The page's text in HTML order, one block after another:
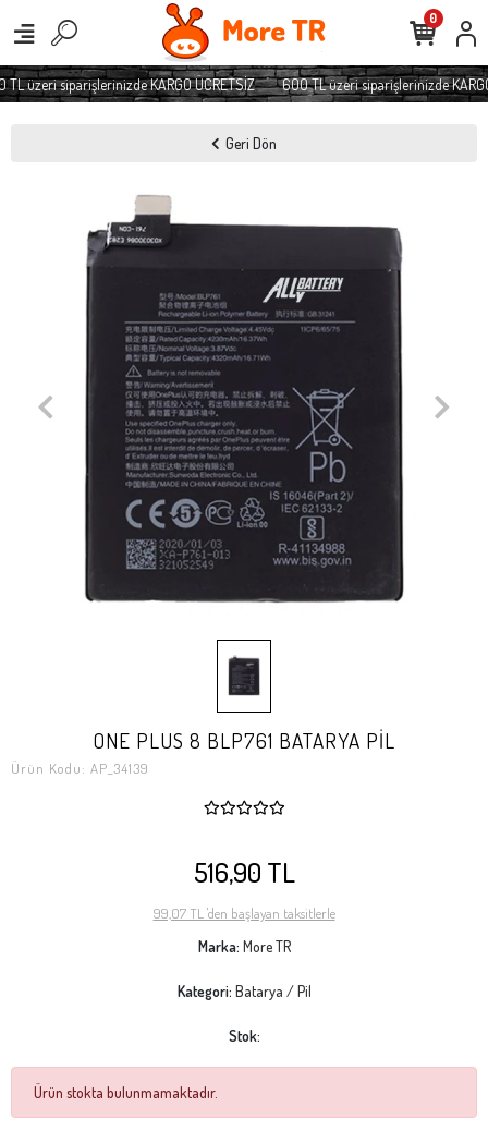
üzeri siparişlerinizde KARGO ÜCRETSİZ 600 TL üzeri siparişlerinizde KARGO
0
Geri Dön
ONE PLUS 8 BLP761 BATARYA PİL
Ürün Kodu: AP_34139
516,90 TL
99,07 TL 'den başlayan taksitlerle
Marka: More TR
Kategori: Batarya / Pil
Stok:
Ürün stokta bulunmamaktadır.